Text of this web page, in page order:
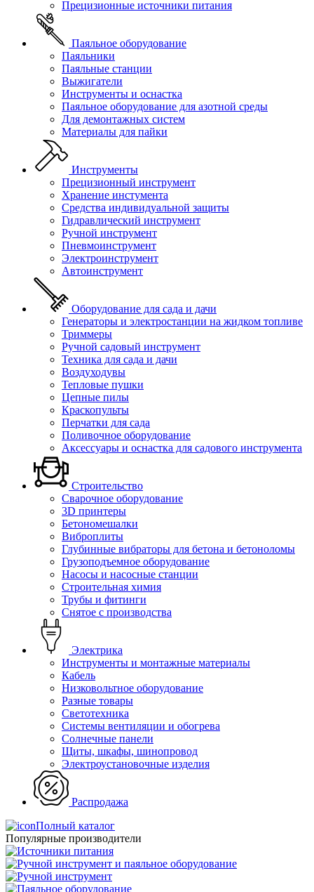
Прецизионные источники питания
Паяльное оборудование
Паяльники
Паяльные станции
Выжигатели
Инструменты и оснастка
Паяльное оборудование для азотной среды
Для демонтажных систем
Материалы для пайки
Инструменты
Прецизионный инструмент
Хранение инстумента
Средства индивидуальной защиты
Гидравлический инструмент
Ручной инструмент
Пневмоинструмент
Электроинструмент
Автоинструмент
Оборудование для сада и дачи
Генераторы и электростанции на жидком топливе
Триммеры
Ручной садовый инструмент
Техника для сада и дачи
Воздуходувы
Тепловые пушки
Цепные пилы
Краскопульты
Перчатки для сада
Поливочное оборудование
Аксессуары и оснастка для садового инструмента
Строительство
Сварочное оборудование
3D принтеры
Бетономешалки
Виброплиты
Глубинные вибраторы для бетона и бетоноломы
Грузоподъемное оборудование
Насосы и насосные станции
Строительная химия
Трубы и фитинги
Снятое с производства
Электрика
Инструменты и монтажные материалы
Кабель
Низковольтное оборудование
Разные товары
Светотехника
Системы вентиляции и обогрева
Солнечные панели
Щиты, шкафы, шинопровод
Электроустановочные изделия
Распродажа
Полный каталог
Популярные производители